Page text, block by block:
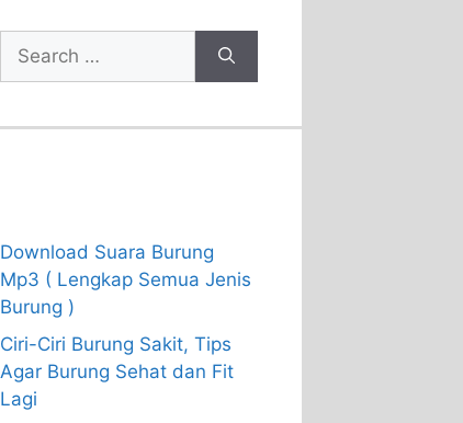
Search
for:
Download Suara Burung
Mp3 ( Lengkap Semua Jenis
Burung )
Ciri-Ciri Burung Sakit, Tips
Agar Burung Sehat dan Fit
Lagi